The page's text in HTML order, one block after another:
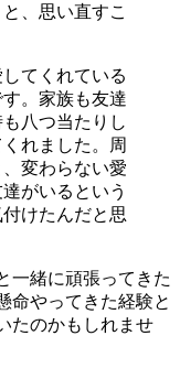
、思い直すこ
てくれている
。家族も友達
八つ当たりし
れました。周
変わらない愛
がいるという
けたんだと思
一緒に頑張ってきた
命やってきた経験と
たのかもしれませ